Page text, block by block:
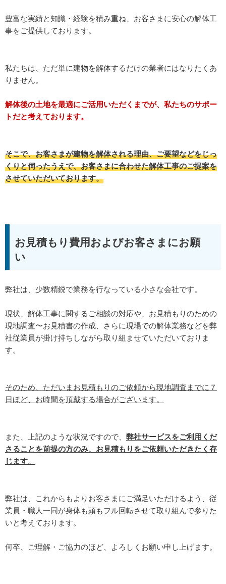
豊富な実績と知識・経験を積み重ね、お客さまに安心の解体工
事をご提供しております。
私たちは、ただ単に建物を解体するだけの業者にはなりたくあ
りません。
解体後の土地を最適にご活用いただくまでが、私たちのサポー
トだと考えております。
そこで、お客さまが建物を解体される理由、ご要望などをじっ
くりと伺ったうえで、お客さまに合わせた解体工事のご提案を
させていただいております。
お見積もり費用およびお客さまにお願
い
弊社は、少数精鋭で業務を行なっている小さな会社です。
現状、解体工事に関するご相談の対応や、お見積もりのための
現地調査〜お見積書の作成、さらに現場での解体業務などを弊
社従業員が掛け持ちしながら取り組ませていただいておりま
す。
そのため、ただいまお見積もりのご依頼から現地調査までに７
日ほど、お時間を頂戴する場合がございます。
また、上記のような状況ですので、 弊社サービスをご利用くだ
さることを前提の方のみ、お見積もりをご依頼いただきたく存
じます。
弊社は、これからもよりお客さまにご満足いただけるよう、従
業員・職人一同が身体も頭もフル回転させて取り組んで参りた
いと考えております。
何卒、ご理解・ご協力のほど、よろしくお願い申し上げます。